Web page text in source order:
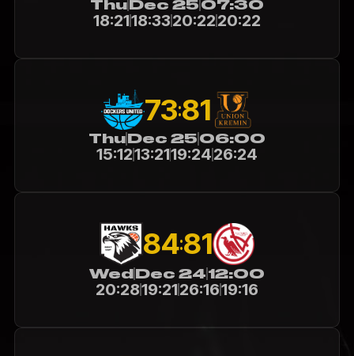
ThuDec 2507:30
18:2118:3320:2220:22
73:81
ThuDec 2506:00
15:1213:2119:2426:24
84:81
WedDec 2412:00
20:2819:2126:1619:16